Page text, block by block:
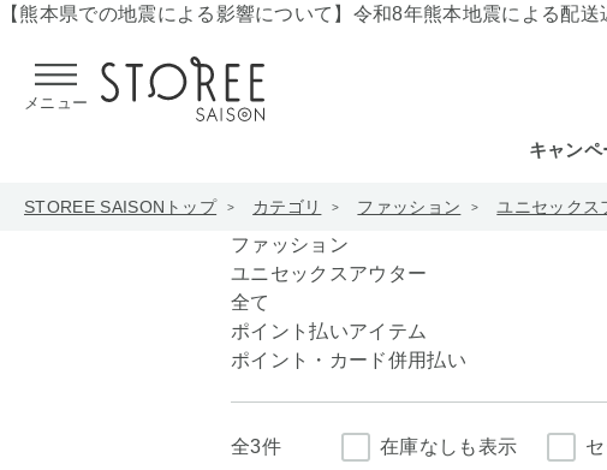
【熊本県での地震による影響について】 令和8年熊本地震による配送
メニュー
キャン
STOREE SAISONトップ カテゴリ ファッション ユニセックス
ファッション
ユニセックスアウター
全て
ポイント払いアイテム
ポイント・カード併用払い
全3件 在庫なしも表示